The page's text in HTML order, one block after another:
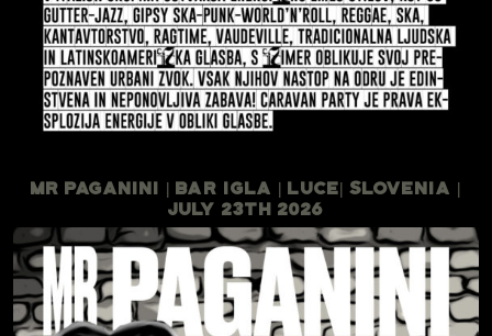
Mr Paganini | Bar Igla | Luce| Slovenia |
July 23th 2026